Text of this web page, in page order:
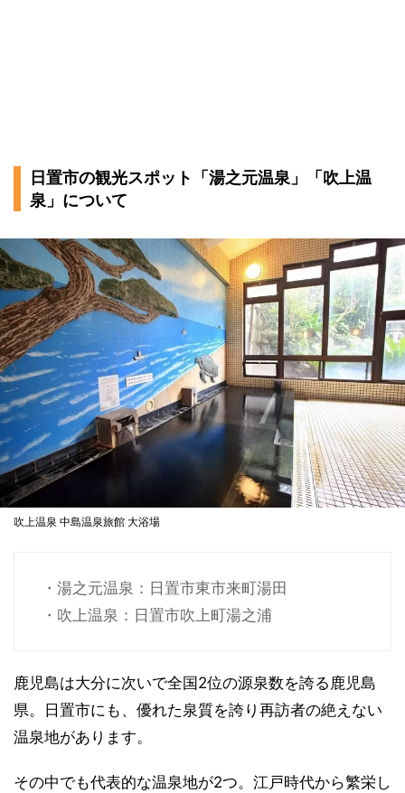
日置市の観光スポット「湯之元温泉」「吹上温
泉」について
吹上温泉 中島温泉旅館 大浴場
・湯之元温泉：日置市東市来町湯田
・吹上温泉：日置市吹上町湯之浦
鹿児島は大分に次いで全国2位の源泉数を誇る鹿児島
県。日置市にも、優れた泉質を誇り再訪者の絶えない
温泉地があります。
その中でも代表的な温泉地が2つ。江戸時代から繁栄し